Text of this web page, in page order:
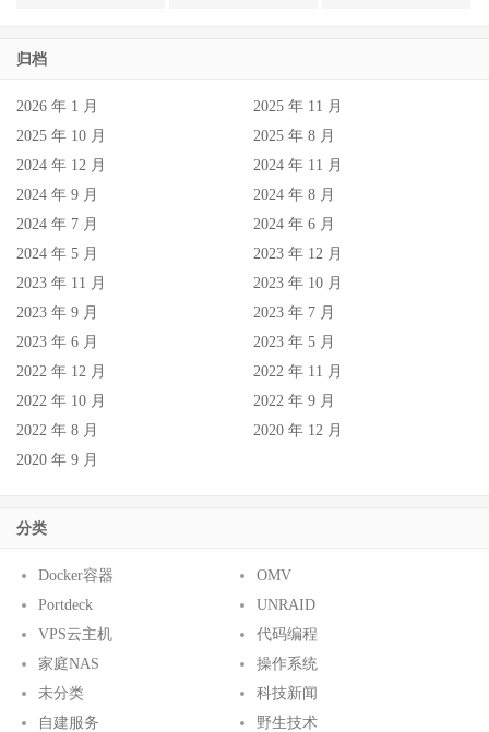
归档
2026 年 1 月
2025 年 11 月
2025 年 10 月
2025 年 8 月
2024 年 12 月
2024 年 11 月
2024 年 9 月
2024 年 8 月
2024 年 7 月
2024 年 6 月
2024 年 5 月
2023 年 12 月
2023 年 11 月
2023 年 10 月
2023 年 9 月
2023 年 7 月
2023 年 6 月
2023 年 5 月
2022 年 12 月
2022 年 11 月
2022 年 10 月
2022 年 9 月
2022 年 8 月
2020 年 12 月
2020 年 9 月
分类
Docker容器
OMV
Portdeck
UNRAID
VPS云主机
代码编程
家庭NAS
操作系统
未分类
科技新闻
自建服务
野生技术